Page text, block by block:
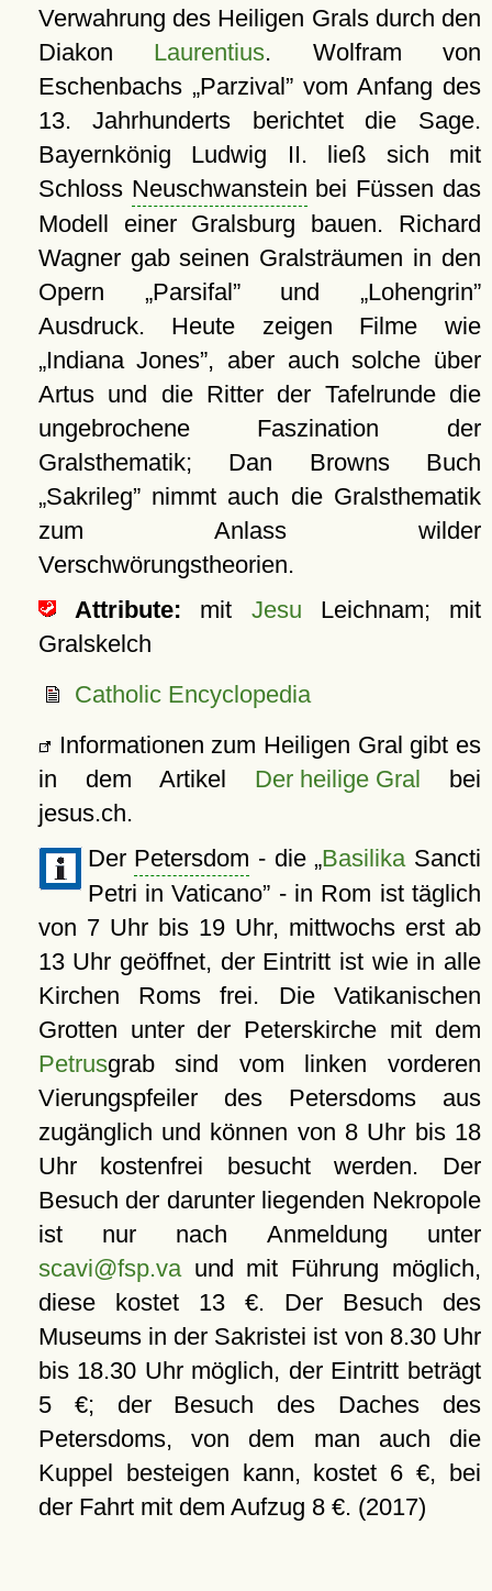
Verwahrung des Heiligen Grals durch den
Diakon Laurentius. Wolfram von
Eschenbachs
Parzival vom Anfang des
13. Jahrhunderts berichtet die Sage.
Bayernkönig Ludwig II. ließ sich mit
Schloss Neuschwanstein bei Füssen das
Modell einer Gralsburg bauen. Richard
Wagner gab seinen Gralsträumen in den
Opern
Parsifal und Lohengrin
Ausdruck. Heute zeigen Filme wie
Indiana Jones , aber auch solche über
Artus und die Ritter der Tafelrunde die
ungebrochene Faszination der
Gralsthematik; Dan Browns Buch
Sakrileg nimmt auch die Gralsthematik
zum Anlass wilder
Verschwörungstheorien.
Attribute: mit Jesu Leichnam; mit
Gralskelch
Catholic Encyclopedia
Informationen zum Heiligen Gral gibt es
in dem Artikel Der heilige Gral
bei
jesus.ch.
Der Petersdom - die BasilikaSancti
Petri in Vaticano
- in Rom ist täglich
von 7 Uhr bis 19 Uhr, mittwochs erst ab
13 Uhr geöffnet, der Eintritt ist wie in alle
Kirchen Roms frei. Die Vatikanischen
Grotten unter der Peterskirche mit dem
Petrusgrab sind vom linken vorderen
Vierungspfeiler des Petersdoms aus
zugänglich und können von 8 Uhr bis 18
Uhr kostenfrei besucht werden. Der
Besuch der darunter liegenden Nekropole
ist nur nach Anmeldung unter
scavi@fsp.vaund mit Führung möglich,
diese kostet 13 €. Der Besuch des
Museums in der Sakristei ist von 8.30 Uhr
bis 18.30 Uhr möglich, der Eintritt beträgt
5 €; der Besuch des Daches des
Petersdoms, von dem man auch die
Kuppel besteigen kann, kostet 6 €, bei
der Fahrt mit dem Aufzug 8 €. (2017)